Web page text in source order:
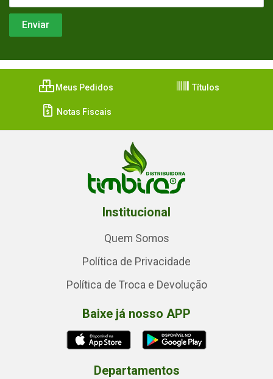
Meus Pedidos Títulos
Notas Fiscais
Institucional
Quem Somos
Política de Privacidade
Política de Troca e Devolução
Baixe já nosso APP
Departamentos